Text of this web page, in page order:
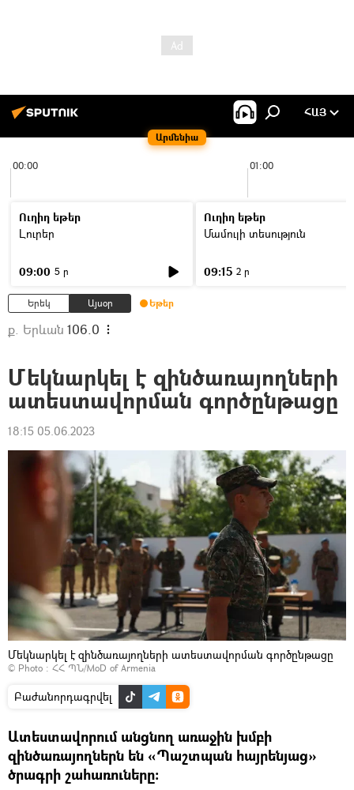
Արմենիա
ՀԱՅ
00:00 01:00
Ուղիղ եթեր
Լուրեր
09:00 5 ր
Ուղիղ եթեր
Մամուլի տեսություն
09:15 2 ր
Երեկ Այսօր Եթեր
ք. Երևան 106.0
Մեկնարկել է զինծառայողների
ատեստավորման գործընթացը
18:15 05.06.2023
Մեկնարկել է զինծառայողների ատեստավորման գործընթացը
© Photo : ՀՀ ՊՆ/MoD of Armenia
Բաժանորդագրվել
Ատեստավորում անցնող առաջին խմբի
զինծառայողներն են «Պաշտպան հայրենյաց»
ծրագրի շահառուները։